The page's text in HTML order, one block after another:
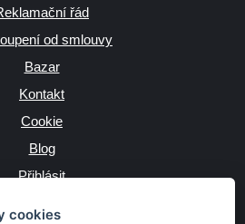
cookies
řád
od smlouvy
Bazar
Kontakt
Cookie
Blog
Přihlásit